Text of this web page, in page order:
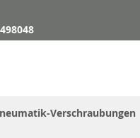
Verschraubungen